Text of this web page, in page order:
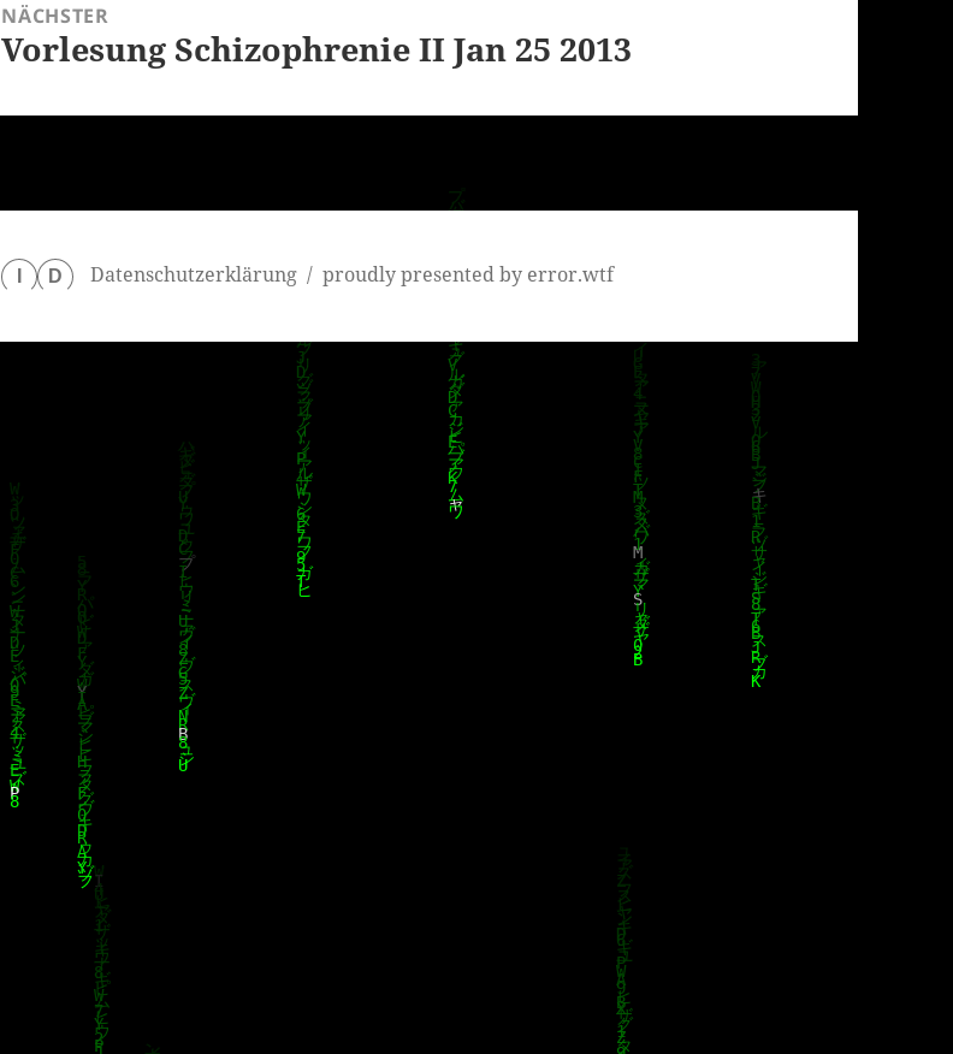
NÄCHSTER
Nächster
Vorlesung Schizophrenie II Jan 25 2013
D Datenschutzerklärung proudly presented by error.wtf